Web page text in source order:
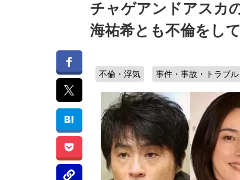
チャゲアンドアスカ
海祐希とも不倫をし
不倫・浮気 事件・事故・トラブル